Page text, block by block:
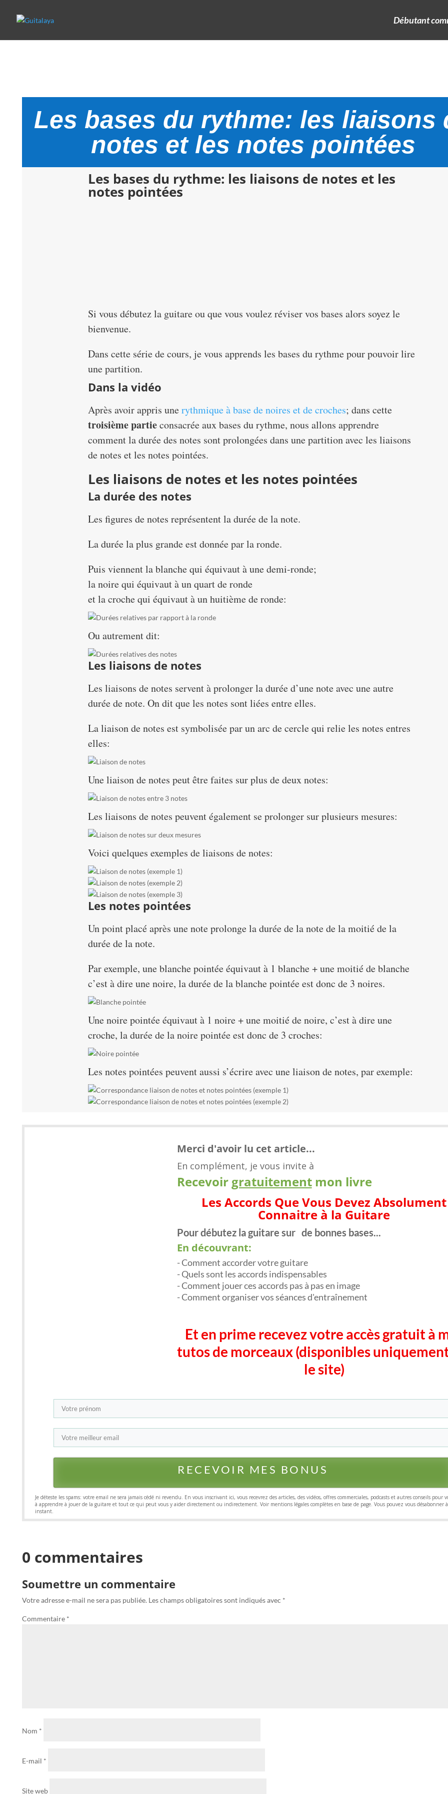
Débutant
Les bases du rythme: les liaisons
notes et les notes pointées
Les bases du rythme: les liaisons de notes et les
notes pointées
Si vous débutez la guitare ou que vous voulez réviser vos bases alors soyez le
bienvenue.
Dans cette série de cours, je vous apprends les bases du rythme pour pouvoir lire
une partition.
Dans la vidéo
Après avoir appris unerythmique à base de noires et de croches; dans cette
troisième partieconsacrée aux bases du rythme, nous allons apprendre
comment la durée des notes sont prolongées dans une partition avec les liaisons
de notes et les notes pointées.
Les liaisons de notes et les notes pointées
La durée des notes
Les figures de notes représentent la durée de la note.
La durée la plus grande est donnée par la ronde.
Puis viennent la blanche qui équivaut à une demi-ronde;
la noire qui équivaut à un quart de ronde
et la croche qui équivaut à un huitième de ronde:
Ou autrement dit:
Les liaisons de notes
Les liaisons de notes servent à prolonger la durée d’une note avec une autre
durée de note. On dit que les notes sont liées entre elles.
La liaison de notes est symbolisée par un arc de cercle qui relie les notes entres
elles:
Une liaison de notes peut être faites sur plus de deux notes:
Les liaisons de notes peuvent également se prolonger sur plusieurs mesures:
Voici quelques exemples de liaisons de notes:
Les notes pointées
Un point placé après une note prolonge la durée de la note de la moitié de la
durée de la note.
Par exemple, une blanche pointée équivaut à 1 blanche + une moitié de blanche
c’est à dire une noire, la durée de la blanche pointée est donc de 3 noires.
Une noire pointée équivaut à 1 noire + une moitié de noire, c’est à dire une
croche, la durée de la noire pointée est donc de 3 croches:
Les notes pointées peuvent aussi s’écrire avec une liaison de notes, par exemple:
Merci d'avoir lu cet article...
En complément, je vous invite à
​Recevoir gratuitementmon livre​
Les Accords Que Vous Devez Absolument
Connaitre à la Guitare
​Pour débutez la guitare sur de​ bonnes bases...
En découvrant:
- ​​​Comment accorder votre guitare
​- Quels sont les accords indispensables
​- Comment jouer ces accords pas à pas en image
​- Comment organiser vos séances d'entraînement
Et en prime recevez votre accès gratuit à
tutos de morceaux (disponibles
le site)
RECEVOIR MES BONUS
​​Je ​déteste les spams: votre email ne sera jamais cédé ni revendu​. En vous inscrivant ici, vous recevrez des articles, des vidéos, offres commerciales, podcasts et autres conseils pour
à ​apprendre à jouer de la guitare et tout ce qui peut vous y aider directement ou indirectement. Voir mentions légales complètes en base de page. Vous pouvez vous désabonner
instant.
0 commentaires
Soumettre un commentaire
Votre adresse e-mail ne sera pas publiée. Les champs obligatoires sont indiqués avec *
Commentaire *
Nom *
E-mail *
Site web